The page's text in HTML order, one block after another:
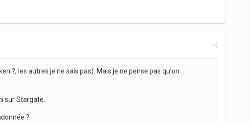
?, les autres je ne sais pas). Mais je ne pense pas qu'on
sur Stargate.
?